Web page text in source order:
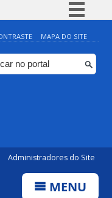
Simplifique!
Comunica BR
Participe
MAPA DO SITE
Administradores do Site
MENU